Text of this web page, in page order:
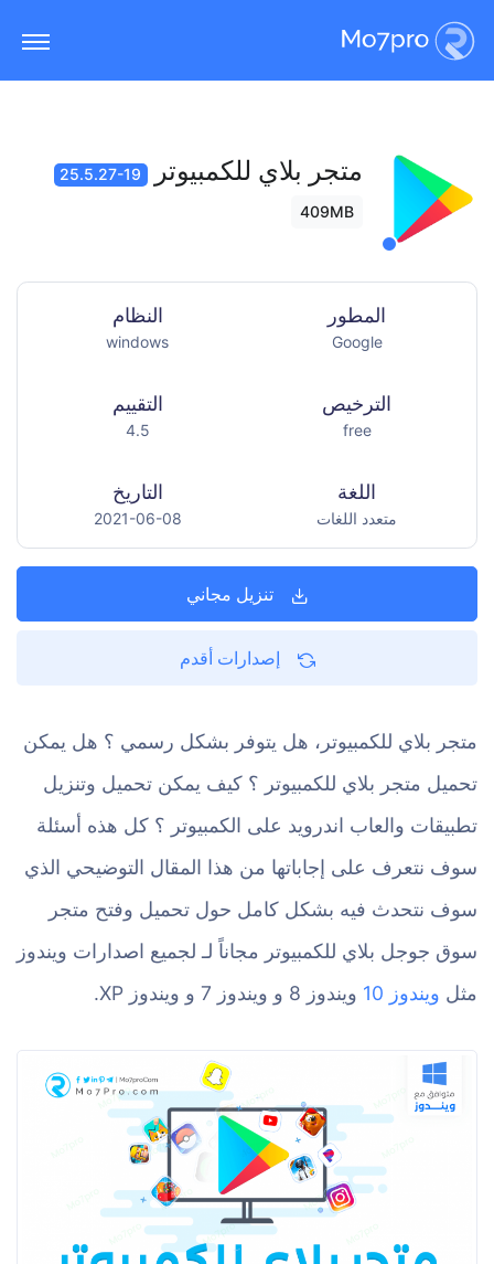
متجر بلاي للكمبيوتر
25.5.27-19
409MB
المطور
Google
النظام
windows
الترخيص
free
التقييم
4.5
اللغة
متعدد اللغات
التاريخ
2021-06-08
تنزيل مجاني
إصدارات أقدم
متجر بلاي للكمبيوتر، هل يتوفر بشكل رسمي ؟ هل يمكن
تحميل متجر بلاي للكمبيوتر ؟ كيف يمكن تحميل وتنزيل
تطبيقات والعاب اندرويد على الكمبيوتر ؟ كل هذه أسئلة
سوف نتعرف على إجاباتها من هذا المقال التوضيحي الذي
سوف نتحدث فيه بشكل كامل حول تحميل وفتح متجر
سوق جوجل بلاي للكمبيوتر مجاناً لـ لجميع اصدارات ويندوز
مثل ويندوز 10 ويندوز 8 و ويندوز 7 و ويندوز XP.